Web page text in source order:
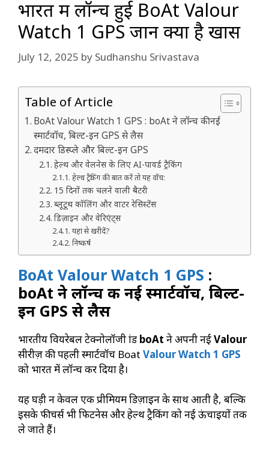
भारत में लॉन्च हुई BoAt Valour
Watch 1 GPS जानें क्या है खास
July 12, 2025 by Sudhanshu Srivastava
Table of Article
BoAt Valour Watch 1 GPS : boAt ने लॉन्च की नई
स्मार्टवॉच, बिल्ट-इन GPS से लैस
दमदार डिस्प्ले और बिल्ट-इन GPS
हेल्थ और वेलनेस के लिए AI-पावर्ड ट्रैकिंग
हेल्थ ट्रैकिंग की बात करें तो यह वॉच:
15 दिनों तक चलने वाली बैटरी
ब्लूटूथ कॉलिंग और वाटर रेसिस्टेंस
डिज़ाइन और वेरिएंट्स
यहां से खरीदें?
निष्कर्ष
BoAt Valour Watch 1 GPS :
boAt ने लॉन्च की नई स्मार्टवॉच, बिल्ट-
इन GPS से लैस
भारतीय वियरेबल टेक्नोलॉजी ब्रांड boAt ने अपनी नईValour
सीरीज़ की पहली स्मार्टवॉच Boat Valour Watch 1 GPS
को भारत में लॉन्च कर दिया है।
यह घड़ी न केवल एक प्रीमियम डिज़ाइन के साथ आती है, बल्कि
इसके फीचर्स भी फिटनेस और हेल्थ ट्रैकिंग को नई ऊंचाइयों तक
ले जाते हैं।